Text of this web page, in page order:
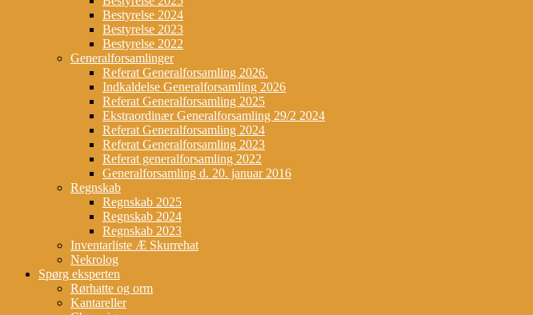
Bestyrelse 2024
Bestyrelse 2023
Bestyrelse 2022
Generalforsamlinger
Referat Generalforsamling 2026.
Indkaldelse Generalforsamling 2026
Referat Generalforsamling 2025
Ekstraordinær Generalforsamling 29/2 2024
Referat Generalforsamling 2024
Referat Generalforsamling 2023
Referat generalforsamling 2022
Generalforsamling d. 20. januar 2016
Regnskab
Regnskab 2025
Regnskab 2024
Regnskab 2023
Inventarliste Æ Skurrehat
Nekrolog
Spørg eksperten
Rørhatte og orm
Kantareller